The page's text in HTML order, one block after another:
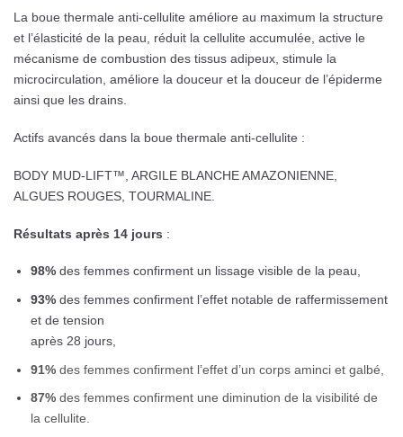
La boue thermale anti-cellulite améliore au maximum la structure
et l’élasticité de la peau, réduit la cellulite accumulée, active le
mécanisme de combustion des tissus adipeux, stimule la
microcirculation, améliore la douceur et la douceur de l’épiderme
ainsi que les drains.
Actifs avancés dans la boue thermale anti-cellulite :
BODY MUD-LIFT™, ARGILE BLANCHE AMAZONIENNE,
ALGUES ROUGES, TOURMALINE.
Résultats après 14 jours :
98%des femmes confirment un lissage visible de la peau,
93%des femmes confirment l’effet notable de raffermissement
et de tension
après 28 jours,
91%des femmes confirment l’effet d’un corps aminci et galbé,
87%des femmes confirment une diminution de la visibilité de
la cellulite.